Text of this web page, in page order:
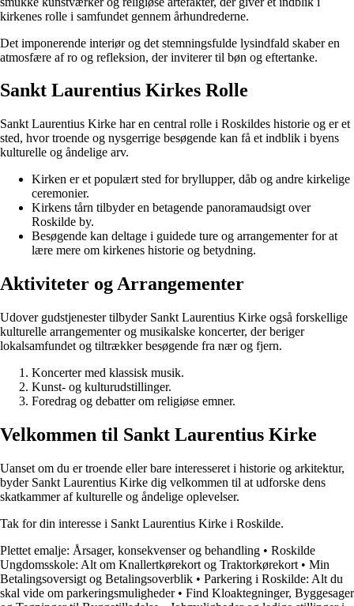
kirkenes rolle i samfundet gennem århundrederne.
Det imponerende interiør og det stemningsfulde lysindfald skaber en
atmosfære af ro og refleksion, der inviterer til bøn og eftertanke.
Sankt Laurentius Kirkes Rolle
Sankt Laurentius Kirke har en central rolle i Roskildes historie og er et
sted, hvor troende og nysgerrige besøgende kan få et indblik i byens
kulturelle og åndelige arv.
Kirken er et populært sted for bryllupper, dåb og andre kirkelige
ceremonier.
Kirkens tårn tilbyder en betagende panoramaudsigt over
Roskilde by.
Besøgende kan deltage i guidede ture og arrangementer for at
lære mere om kirkenes historie og betydning.
Aktiviteter og Arrangementer
Udover gudstjenester tilbyder Sankt Laurentius Kirke også forskellige
kulturelle arrangementer og musikalske koncerter, der beriger
lokalsamfundet og tiltrækker besøgende fra nær og fjern.
Koncerter med klassisk musik.
Kunst- og kulturudstillinger.
Foredrag og debatter om religiøse emner.
Velkommen til Sankt Laurentius Kirke
Uanset om du er troende eller bare interesseret i historie og arkitektur,
byder Sankt Laurentius Kirke dig velkommen til at udforske dens
skatkammer af kulturelle og åndelige oplevelser.
Tak for din interesse i Sankt Laurentius Kirke i Roskilde.
Plettet emalje: Årsager, konsekvenser og behandling • Roskilde
Ungdomsskole: Alt om Knallertkørekort og Traktorkørekort • Min
Betalingsoversigt og Betalingsoverblik • Parkering i Roskilde: Alt du
skal vide om parkeringsmuligheder• Find Kloaktegninger, Byggesager